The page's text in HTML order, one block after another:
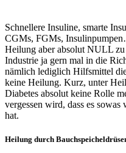
Schnellere Insuline, smarte
CGMs, FGMs,
Heilung aber absolut NULL zu
Industrie ja gern mal in die
nämlich lediglich Hilfsmittel
keine Heilung. Kurz, unter
Diabetes absolut keine Rolle
vergessen wird, dass es
hat.
Heilung durch